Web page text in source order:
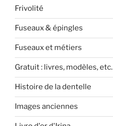
Frivolité
Fuseaux & épingles
Fuseaux et métiers
Gratuit : livres, modèles, etc.
Histoire de la dentelle
Images anciennes